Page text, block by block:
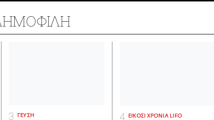
ΓΕΥΣΗ ΕΙΚΟΣΙ ΧΡΟΝΙΑ LIFO